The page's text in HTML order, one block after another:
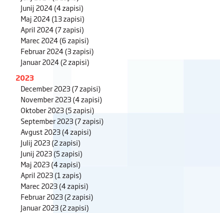
Junij 2024(4 zapisi)
Maj 2024(13 zapisi)
April 2024(7 zapisi)
Marec 2024(6 zapisi)
Februar 2024(3 zapisi)
Januar 2024(2 zapisi)
2023
December 2023(7 zapisi)
November 2023(4 zapisi)
Oktober 2023(5 zapisi)
September 2023(7 zapisi)
Avgust 2023(4 zapisi)
Julij 2023(2 zapisi)
Junij 2023(5 zapisi)
Maj 2023(4 zapisi)
April 2023(1 zapis)
Marec 2023(4 zapisi)
Februar 2023(2 zapisi)
Januar 2023(2 zapisi)